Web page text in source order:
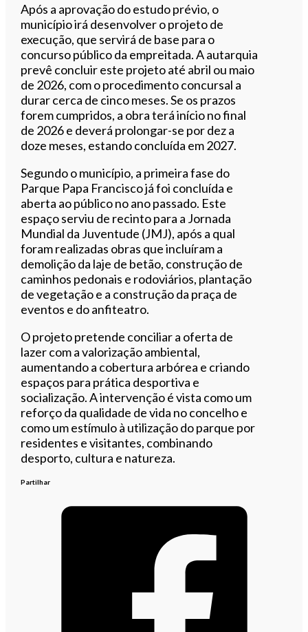
Após a aprovação do estudo prévio, o
município irá desenvolver o projeto de
execução, que servirá de base para o
concurso público da empreitada. A autarquia
prevê concluir este projeto até abril ou maio
de 2026, com o procedimento concursal a
durar cerca de cinco meses. Se os prazos
forem cumpridos, a obra terá início no final
de 2026 e deverá prolongar-se por dez a
doze meses, estando concluída em 2027.
Segundo o município, a primeira fase do
Parque Papa Francisco já foi concluída e
aberta ao público no ano passado. Este
espaço serviu de recinto para a Jornada
Mundial da Juventude (JMJ), após a qual
foram realizadas obras que incluíram a
demolição da laje de betão, construção de
caminhos pedonais e rodoviários, plantação
de vegetação e a construção da praça de
eventos e do anfiteatro.
O projeto pretende conciliar a oferta de
lazer com a valorização ambiental,
aumentando a cobertura arbórea e criando
espaços para prática desportiva e
socialização. A intervenção é vista como um
reforço da qualidade de vida no concelho e
como um estímulo à utilização do parque por
residentes e visitantes, combinando
desporto, cultura e natureza.
Partilhar